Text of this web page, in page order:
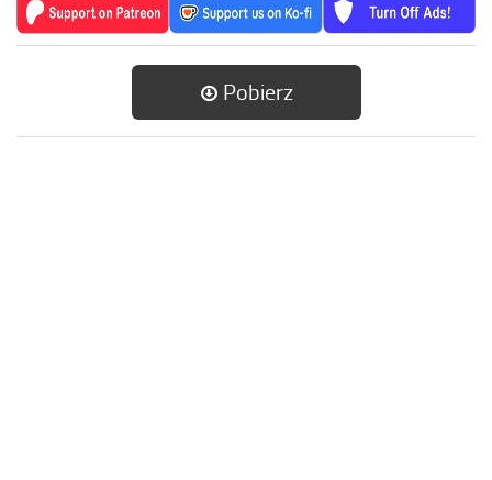
Pobierz